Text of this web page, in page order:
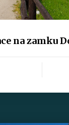
na zamku